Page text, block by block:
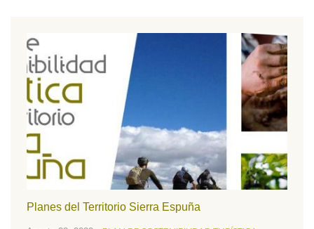
Planes del Territorio Sierra Espuña